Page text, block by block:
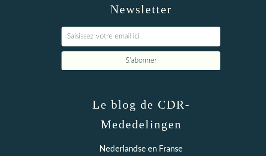
Newsletter
Le blog de CDR-
Mededelingen
Nederlandse en Franse